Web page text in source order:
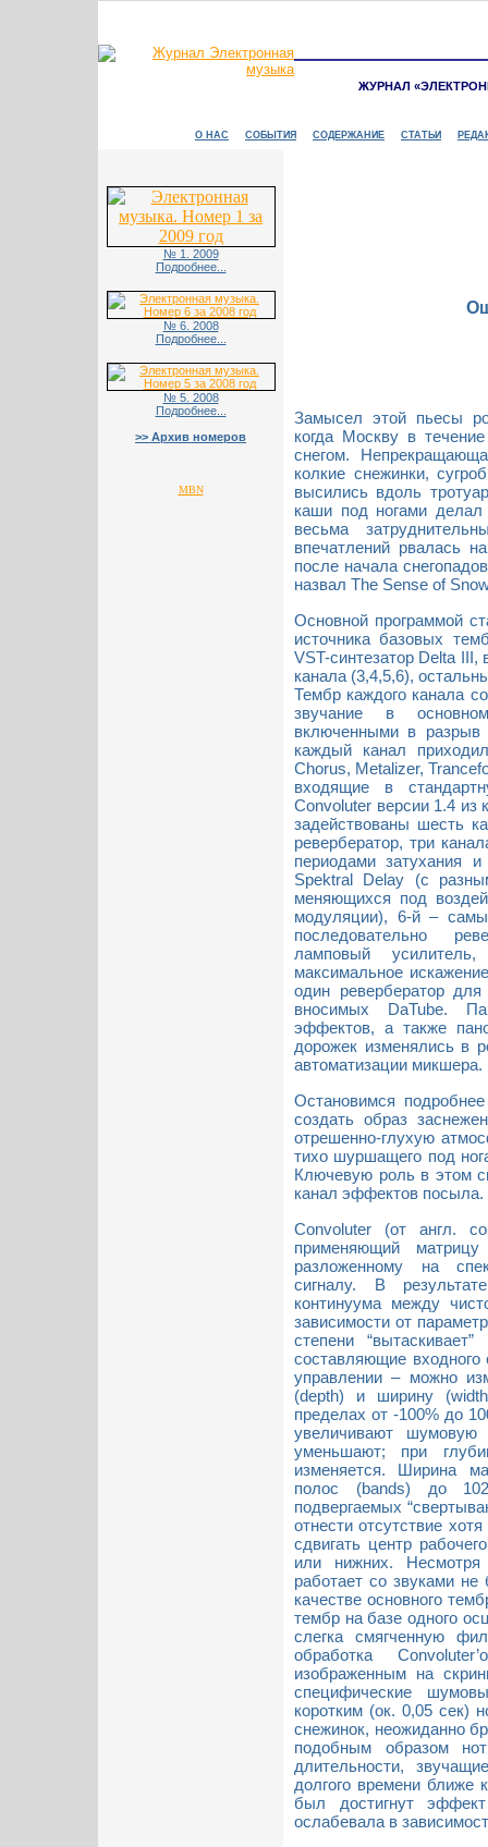
ЖУРНАЛ
О НАС СОБЫТИЯ СОДЕРЖАНИЕ СТАТЬИ
№ 1. 2009
Подробнее...
№ 6. 2008
Подробнее...
№ 5. 2008
Подробнее...
>> Архив номеров
MBN
Замысел этой пьесы
когда Москву в
снегом.
колкие снежинки,
высились вдоль
каши под ногами делал
весьма
впечатлений рвалась
после начала
назвал The Sense of
Основной программой
источника базовых
VST-синтезатор Delta
канала (3,4,5,6),
Тембр каждого канала
звучание в
включенными в разрыв
каждый канал
Chorus, Metalizer,
входящие в
Convoluter версии 1.4 из
задействованы шесть
ревербератор, три
периодами затухания
Spektral Delay (с
меняющихся под
модуляции), 6-й –
последовательно
ламповый
максимальное
один ревербератор
вносимых DaTube.
эффектов, а также
дорожек изменялись в
автоматизации микшера.
Остановимся
создать образ
отрешенно-глухую
тихо шуршащего под
Ключевую роль в этом
канал эффектов посыла.
Convoluter (от англ.
применяющий
разложенному на
сигналу. В
континуума между
зависимости от
степени
составляющие
управлении – можно
(depth) и ширину
пределах от -100% до
увеличивают
уменьшают; при
изменяется. Ширина
полос (bands) до
подвергаемых
отнести отсутствие
сдвигать центр
или нижних.
работает со звуками
качестве основного
тембр на базе одного
слегка смягченную
обработка
изображенным на
специфические
коротким (ок. 0,05 сек)
снежинок, неожиданно
подобным образом
длительности,
долгого времени ближе
был достигнут
ослабевала в